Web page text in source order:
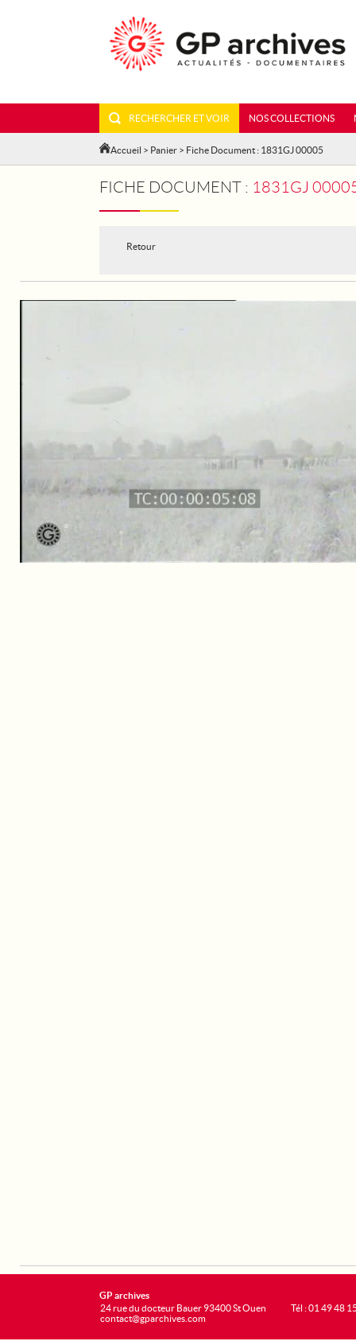
RECHERCHER ET VOIR NOS COLLECTIONS
Accueil > Panier > Fiche Document : 1831GJ 00005
FICHE DOCUMENT : 1831GJ 00005 -
Retour
GP archives
24 rue du docteur Bauer 93400 St Ouen
contact@gparchives.com
Tél : 01 49 48